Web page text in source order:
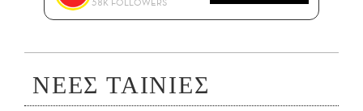
58K FOLLOWERS
ΝΕΕΣ ΤΑΙΝΙΕΣ